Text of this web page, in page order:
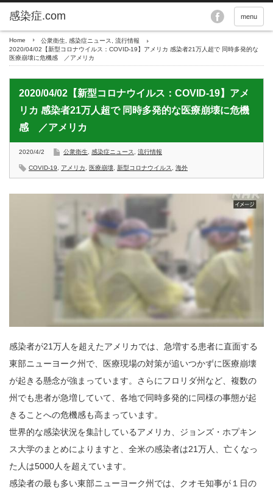
menu
Home 公衆衛生 感染症ニュース
流行情報
2020/04/02【新型コロナウイルス：COVID-19】アメリカ 感染者21万人超で 同時多発的な
医療崩壊に危機感 ／アメリカ
2020/04/02【新型コロナウイルス：COVID-19】アメ
リカ 感染者21万人超で 同時多発的な医療崩壊に危機
感 ／アメリカ
2020/4/2 公衆衛生 感染症ニュース 流行情報
COVID-19 アメリカ 医療崩壊 新型コロナウイルス 海外
感染者が21万人を超えたアメリカでは、急増する患者に直面する
東部ニューヨーク州で、医療現場の対策が追いつかずに医療崩壊
が起きる懸念が強まっています。さらにフロリダ州など、複数の
州でも患者が急増していて、各地で同時多発的に同様の事態が起
きることへの危機感も高まっています。
世界的な感染状況を集計しているアメリカ、ジョンズ・ホプキン
ス大学のまとめによりますと、全米の感染者は21万人、亡くなっ
た人は5000人を超えています。
感染者の最も多い東部ニューヨーク州では、クオモ知事が１日の